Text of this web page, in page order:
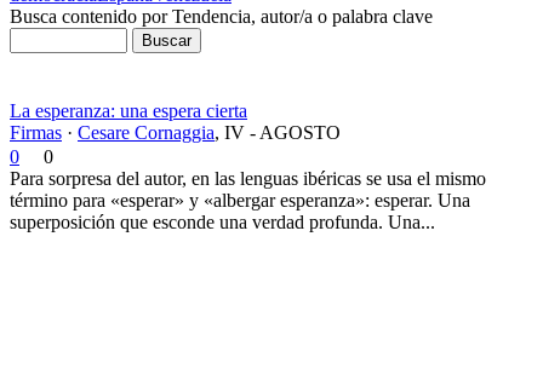
Busca contenido por Tendencia, autor/a o palabra clave
La esperanza: una espera cierta
Firmas · Cesare Cornaggia, IV - AGOSTO
0
0
Para sorpresa del autor, en las lenguas ibéricas se usa el mismo
término para «esperar» y «albergar esperanza»: esperar. Una
superposición que esconde una verdad profunda. Una...